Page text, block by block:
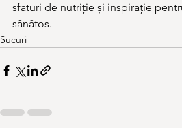
sfaturi de nutriție și inspirație
sănătos.
Sucuri